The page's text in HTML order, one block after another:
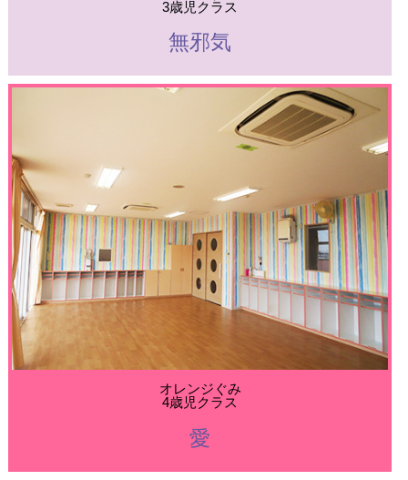
3歳児クラス
無邪気
オレンジぐみ
4歳児クラス
愛